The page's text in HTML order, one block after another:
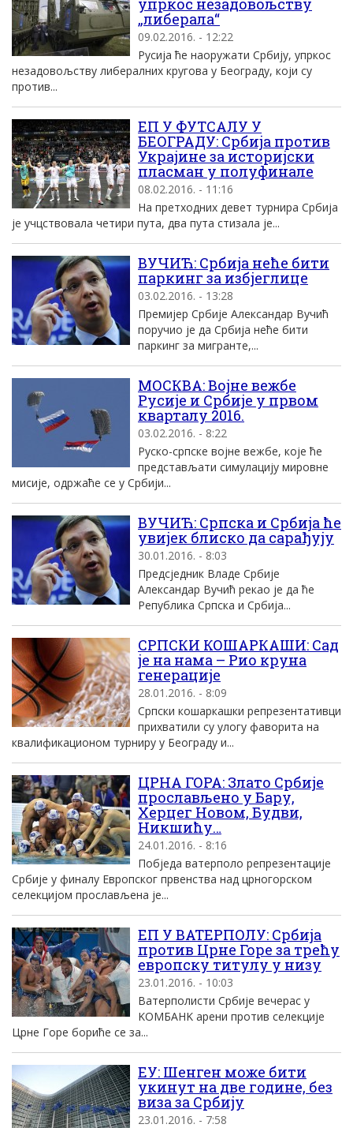
упркос незадовољству
„либерала“
09.02.2016. - 12:22
Русија ће наоружати Србију, упркос
незадовољству либералних кругова у Београду, који су
против...
ЕП У ФУТСАЛУ У
БЕОГРАДУ: Србија против
Украјине за историјски
пласман у полуфинале
08.02.2016. - 11:16
На претходних девет турнира Србија
је учцствовала четири пута, два пута стизала је...
ВУЧИЋ: Србија неће бити
паркинг за избјеглице
03.02.2016. - 13:28
Премијер Србије Александар Вучић
поручио је да Србија неће бити
паркинг за мигранте,...
МОСКВА: Војне вежбе
Русије и Србије у првом
кварталу 2016.
03.02.2016. - 8:22
Руско-српске војне вежбе, које ће
представљати симулацију мировне
мисије, одржаће се у Србији...
ВУЧИЋ: Српска и Србија ће
увијек блиско да сарађују
30.01.2016. - 8:03
Предсједник Владе Србије
Александар Вучић рекао је да ће
Република Српска и Србија...
СРПСКИ КОШАРКАШИ: Сад
jе на нама – Рио круна
генерациjе
28.01.2016. - 8:09
Српски кошаркашки репрезентативци
прихватили су улогу фаворита на
квалификационом турниру у Београду и...
ЦРНА ГОРА: Злато Србије
прослављено у Бару,
Херцег Новом, Будви,
Никшићу…
24.01.2016. - 8:16
Побједа ватерполо репрезентације
Србије у финалу Европског првенства над црногорском
селекцијом прослављена је...
ЕП У ВАТЕРПОЛУ: Србиjа
против Црне Горе за трећу
европску титулу у низу
23.01.2016. - 10:03
Ватерполисти Србиjе вечерас у
KOMБAНK арени против селекциjе
Црне Горе бориће се за...
ЕУ: Шенген може бити
укинут на две године, без
виза за Србију
23.01.2016. - 7:58